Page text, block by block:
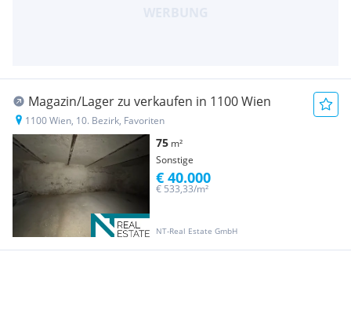
Magazin/Lager zu verkaufen in 1100 Wien
1100 Wien, 10. Bezirk, Favoriten
75 m²
Sonstige
NT-Real Estate GmbH
€ 533,33/m²
€ 40.000